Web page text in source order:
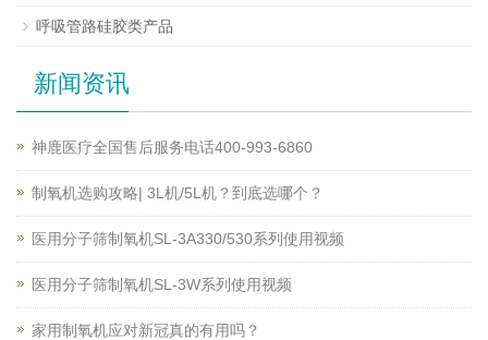
呼吸管路硅胶类产品
新闻资讯
神鹿医疗全国售后服务电话400-993-6860
制氧机选购攻略| 3L机/5L机？到底选哪个？
医用分子筛制氧机SL-3A330/530系列使用视频
医用分子筛制氧机SL-3W系列使用视频
家用制氧机应对新冠真的有用吗？